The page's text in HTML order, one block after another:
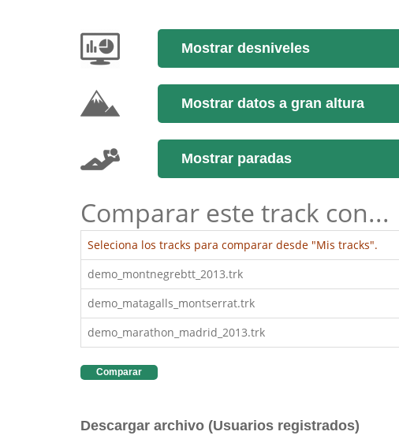
Mostrar desniveles
Mostrar datos a gran altura
Mostrar paradas
Comparar este track con...
Seleciona los tracks para comparar desde "Mis tracks".
demo_montnegrebtt_2013.trk
demo_matagalls_montserrat.trk
demo_marathon_madrid_2013.trk
Comparar
Descargar archivo (Usuarios registrados)